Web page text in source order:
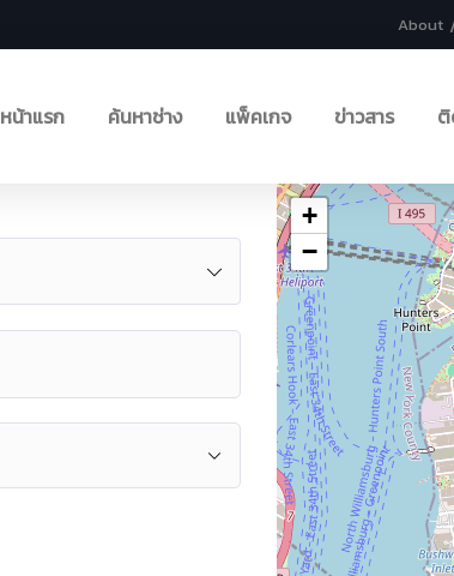
About
หน้าแรก ค้นหาช่าง แพ็คเกจ ข่าวสาร ติ
+
−